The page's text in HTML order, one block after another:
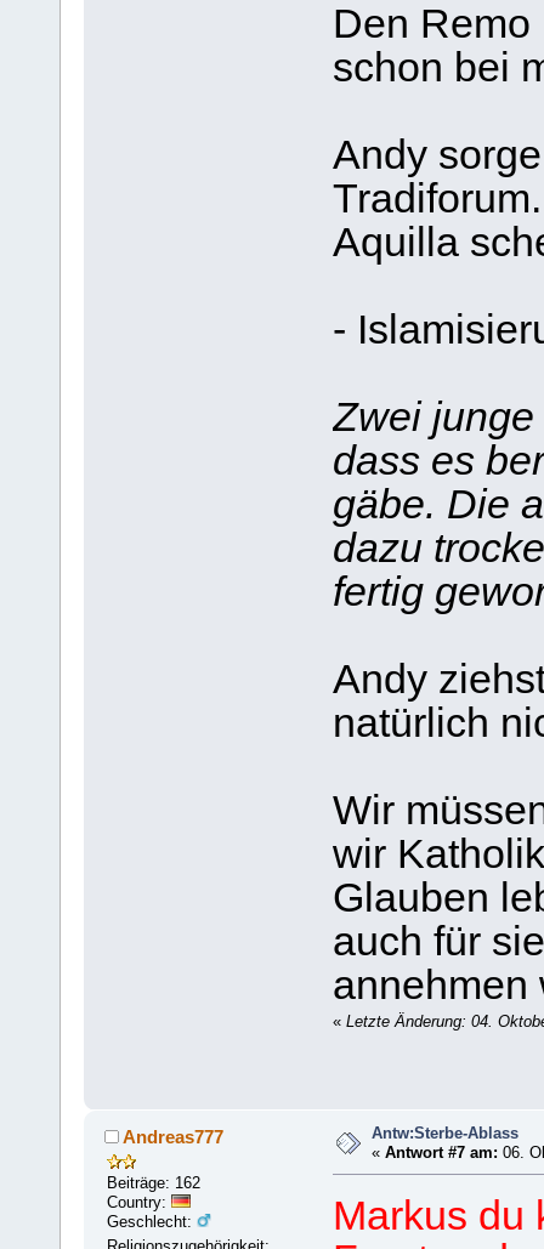
Den
schon bei
Andy
Aquilla
-
Zwei
dass es
gäbe. Die
dazu
fertig
Andy
natürlich
Wir
wir
Glauben
auch für
annehmen
« Letzte Änderung: 04.
Andreas777
Beiträge: 162
Country:
Geschlecht:
Antw:Sterbe-Ablass
«Antwort #7 am: 06.
Markus du